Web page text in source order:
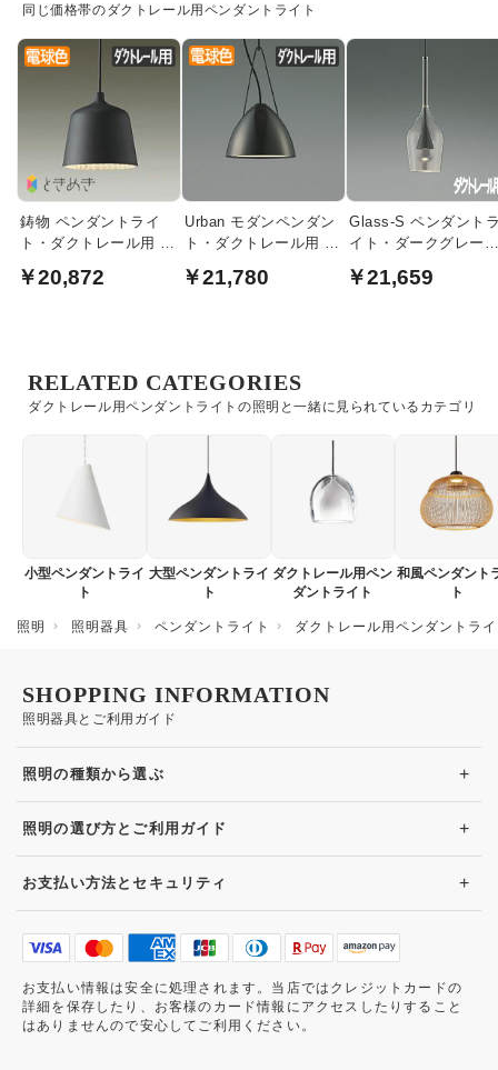
同じ価格帯のダクトレール用ペンダントライト
鋳物 ペンダントライ
ト・ダクトレール用 墨
￥20,872
Urban モダンペンダン
ト・ダクトレール用 |
￥21,780
Glass-S ペンダント
イト・ダークグレー
ル用
￥21,659
ダクトレール用ペンダントライトの照明と一緒に見られているカテゴリ
RELATED CATEGORIES
小型ペンダントライ
ト
大型ペンダントライ
ト
ダクトレール用ペン
ダントライト
和風ペンダント
ト
照明 照明器具 ペンダントライト ダクトレール用ペンダントラ
照明器具とご利用ガイド
SHOPPING INFORMATION
照明の種類から選ぶ +
照明の選び方とご利用ガイド +
お支払い方法とセキュリティ +
お支払い情報は安全に処理されます。当店ではクレジットカードの
詳細を保存したり、お客様のカード情報にアクセスしたりすること
はありませんので安心してご利用ください。